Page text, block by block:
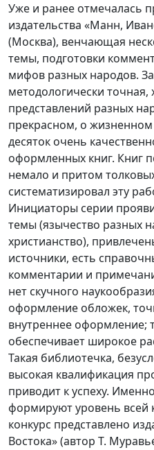
Уже и ранее отмечалась
издательства «Манн,
(Москва), венчающая
темы, подготовки
мифов разных народов.
методологически точная,
представлений разных
прекрасном, о
десяток очень
оформленных книг. Книг
немало и притом
систематизировал эту
Инициаторы серии
темы (язычество разных
христианство),
источники, есть
комментарии и
нет скучного
оформление обложек,
внутреннее оформление;
обеспечивает широкое
Такая библиотечка,
высокая квалификация
приводит к успеху.
формируют уровень всей
конкурс представлено
Востока» (автор Т.